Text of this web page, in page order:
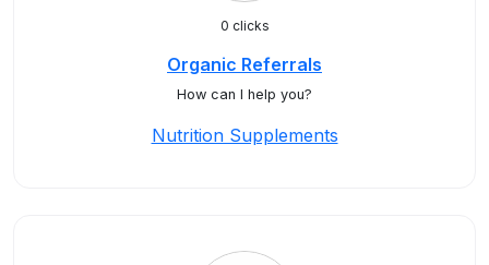
0 clicks
Organic Referrals
How can I help you?
Nutrition Supplements